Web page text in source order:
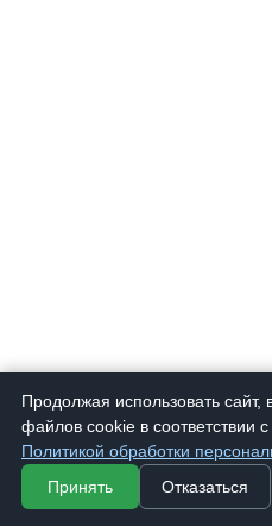
Продолжая использовать сайт,
файлов cookie в соответствии с
Политикой обработки
Принять
Отказаться